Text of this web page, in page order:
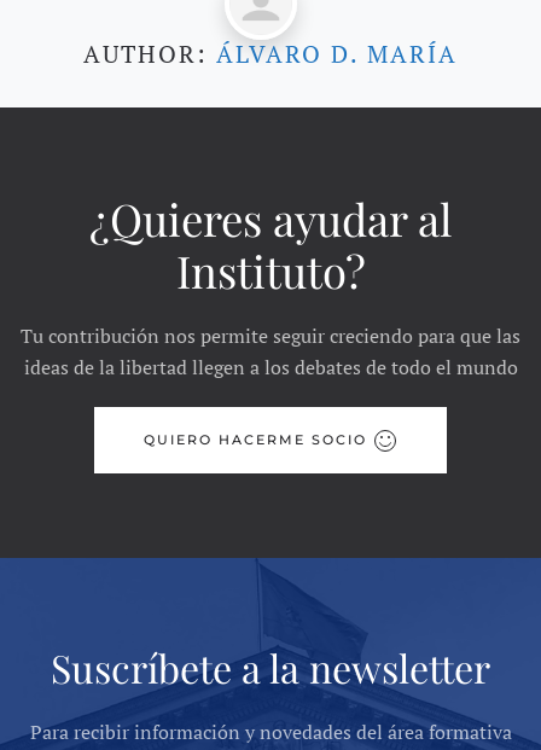
AUTHOR: ÁLVARO D. MARÍA
¿Quieres ayudar al
Instituto?
Tu contribución nos permite seguir creciendo para que las
ideas de la libertad llegen a los debates de todo el mundo
QUIERO HACERME SOCIO
Suscríbete a la newsletter
Para recibir información y novedades del área formativa